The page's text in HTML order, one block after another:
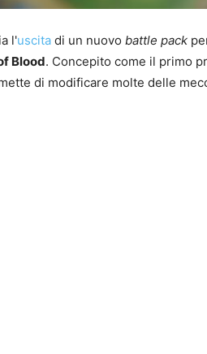
l'uscita di un nuovo battle pack
Blood. Concepito come il primo
di modificare molte delle